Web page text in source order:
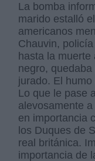
La bomba
marido estalló
americanos
Chauvin,
hasta la
negro, quedaba
jurado. El
Lo que le pase
alevosamente
en importancia
los Duques de
real británica.
importancia de